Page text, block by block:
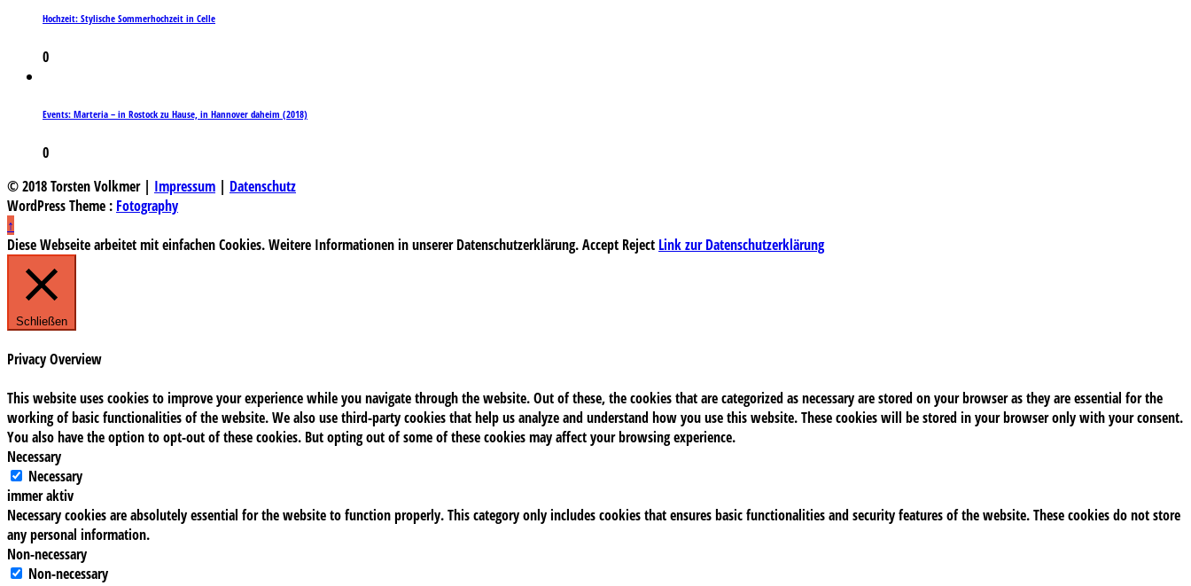
Hochzeit: Stylische Sommerhochzeit in Celle
0
Events: Marteria – in Rostock zu Hause, in Hannover daheim (2018)
0
© 2018 Torsten Volkmer | Impressum | Datenschutz
WordPress Theme : Fotography
↑
Diese Webseite arbeitet mit einfachen Cookies. Weitere Informationen in unserer Datenschutzerklärung.Accept Reject Link zur Datenschutzerklärung
Schließen
Privacy Overview
This website uses cookies to improve your experience while you navigate through the website. Out of these, the cookies that are categorized as necessary are stored on your browser as they are essential for the
working of basic functionalities of the website. We also use third-party cookies that help us analyze and understand how you use this website. These cookies will be stored in your browser only with your consent.
You also have the option to opt-out of these cookies. But opting out of some of these cookies may affect your browsing experience.
Necessary
Necessary
immer aktiv
Necessary cookies are absolutely essential for the website to function properly. This category only includes cookies that ensures basic functionalities and security features of the website. These cookies do not store
any personal information.
Non-necessary
Non-necessary